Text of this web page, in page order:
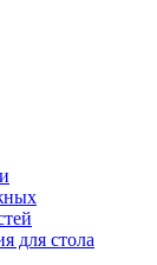
для стола